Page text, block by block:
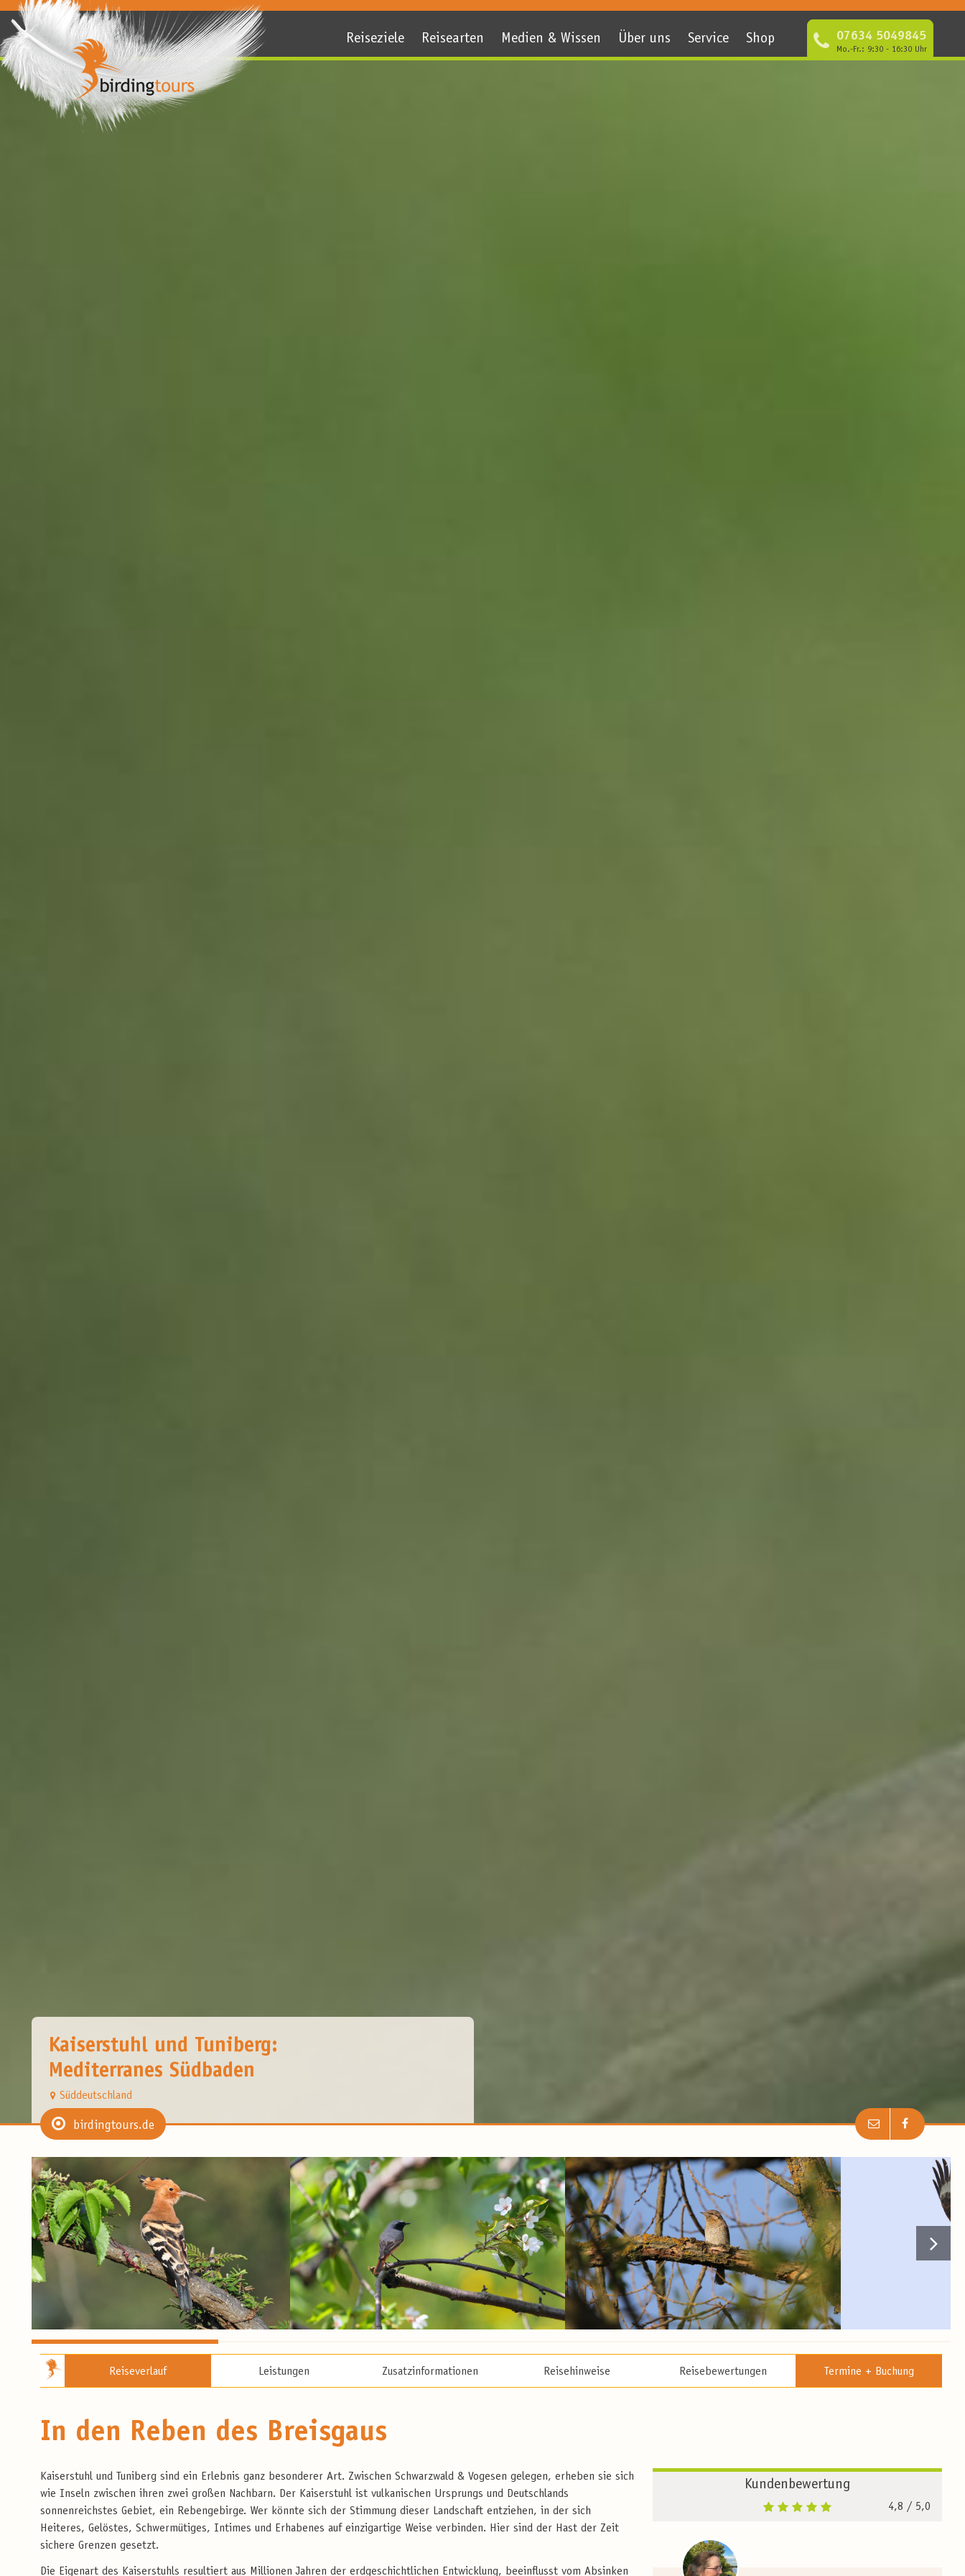
Reiseziele Reisearten Medien & Wissen Über uns Service Shop 07634 5049845
Mo.-Fr.: 9:30 - 16:30 Uhr
Kaiserstuhl und Tuniberg:
Mediterranes Südbaden
Süddeutschland
birdingtours.de
Reiseverlauf Leistungen Zusatzinformationen Reisehinweise Reisebewertungen Termine + Buchung
In den Reben des Breisgaus
Kaiserstuhl und Tuniberg sind ein Erlebnis ganz besonderer Art. Zwischen Schwarzwald & Vogesen gelegen, erheben sie sich
wie Inseln zwischen ihren zwei großen Nachbarn. Der Kaiserstuhl ist vulkanischen Ursprungs und Deutschlands
sonnenreichstes Gebiet, ein Rebengebirge. Wer könnte sich der Stimmung dieser Landschaft entziehen, in der sich
Heiteres, Gelöstes, Schwermütiges, Intimes und Erhabenes auf einzigartige Weise verbinden. Hier sind der Hast der Zeit
sichere Grenzen gesetzt.
Die Eigenart des Kaiserstuhls resultiert aus Millionen Jahren der erdgeschichtlichen Entwicklung, beeinflusst vom Absinken
Kundenbewertung
4,8 / 5,0